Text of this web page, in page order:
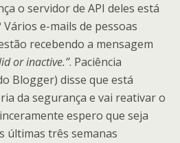
o servidor de API deles está
e-mails de pessoas
recebendo a mensagem
or inactive.”. Paciência
Blogger) disse que está
da segurança e vai reativar o
espero que seja
últimas três semanas